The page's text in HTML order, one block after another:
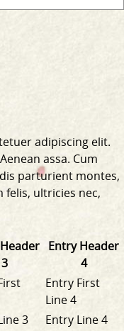
adipiscing elit.
assa. Cum
parturient montes,
felis, ultricies nec,
3
Entry Header
4
Entry First
Line 4
3
Entry Line 4